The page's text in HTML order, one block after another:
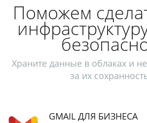
Поможем
Храните данные в облаках и
за их
GMAIL ДЛЯ БИЗНЕСА